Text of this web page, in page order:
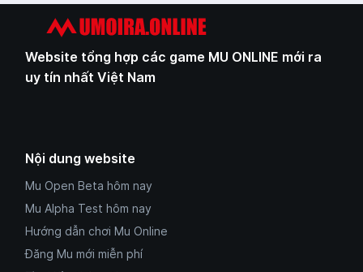
Website tổng hợp các game MU ONLINE mới ra
uy tín nhất Việt Nam
Nội dung website
Mu Open Beta hôm nay
Mu Alpha Test hôm nay
Hướng dẫn chơi Mu Online
Đăng Mu mới miễn phí